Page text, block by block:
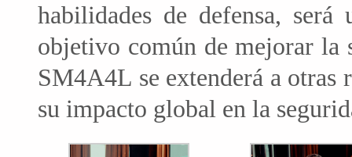
habilidades de defensa,
objetivo común de mejorar
SM4A4L se extenderá a otras
su impacto global en la